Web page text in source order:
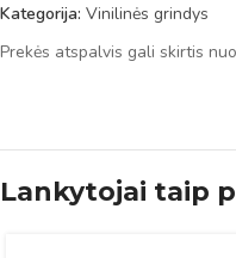
Kategorija: Vinilinės grindys
Prekės atspalvis gali skirtis
Lankytojai taip